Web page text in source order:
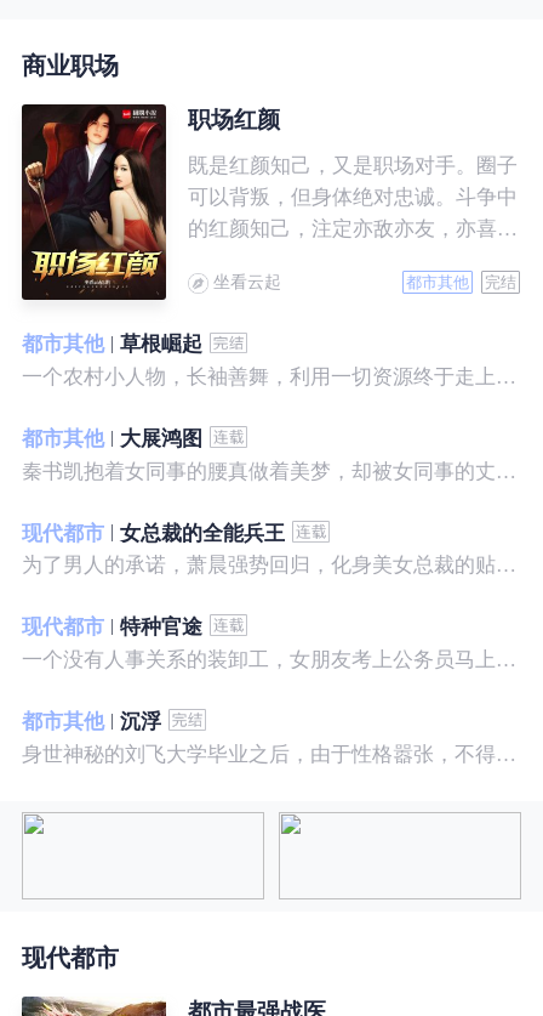
商业职场
职场红颜
既是红颜知己，又是职场对手。圈子
可以背叛，但身体绝对忠诚。斗争中
的红颜知己，注定亦敌亦友，亦喜亦
坐看云起 都市其他 完结
都市其他
草根崛起
一个农村小人物，长袖善舞，利用一切资源终于走上人生巅峰
都市其他
大展鸿图
秦书凯抱着女同事的腰真做着美梦，却被女同事的丈夫发现，解释说是正常工作......被打击报复，得到漂亮女邻居的帮助，从此不断高升……
现代都市
女总裁的全能兵王
为了男人的承诺，萧晨强势回归，化身美女总裁的贴身保镖，横扫八方之敌，谱写王者传奇！
现代都市
特种官途
一个没有人事关系的装卸工，女朋友考上公务员马上抛弃了他，却是没有想到他也考上了公务员，奇迹般成为高官……
都市其他
沉浮
身世神秘的刘飞大学毕业之后，由于性格嚣张，不得不一而再再而三的面临着重重危机，受到了来自各方面的全方位打压
现代都市